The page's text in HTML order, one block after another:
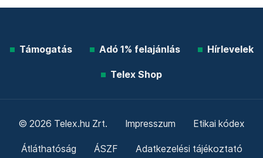
Támogatás Adó 1% felajánlás Hírlevelek
Telex Shop
© 2026 Telex.hu Zrt. Impresszum Etikai kódex
Átláthatóság ÁSZF Adatkezelési tájékoztató